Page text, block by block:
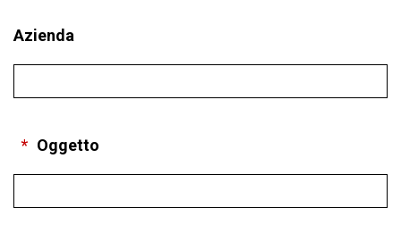
Azienda
* Oggetto